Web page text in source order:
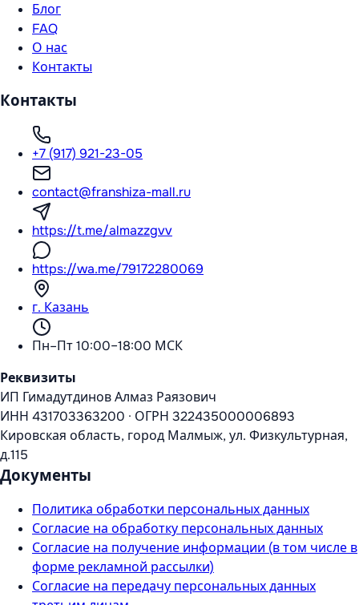
Блог
FAQ
О нас
Контакты
Контакты
+7 (917) 921-23-05
contact@franshiza-mall.ru
https://t.me/almazzgvv
https://wa.me/79172280069
г. Казань
Пн–Пт 10:00–18:00 МСК
Реквизиты
ИП Гимадутдинов Алмаз Раязович
ИНН 431703363200 · ОГРН 322435000006893
Кировская область, город Малмыж, ул. Физкультурная,
д.115
Документы
Политика обработки персональных данных
Согласие на обработку персональных данных
Согласие на получение информации (в том числе в
форме рекламной рассылки)
Согласие на передачу персональных данных